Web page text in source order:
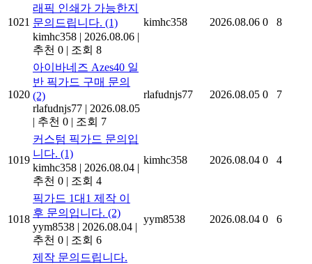
1021
래픽 인쇄가 가능한지
문의드립니다. (1)
kimhc358 | 2026.08.06 |
추천 0 | 조회 8
kimhc358 2026.08.06 0 8
1020
아이바네즈 Azes40 일
반 픽가드 구매 문의
(2)
rlafudnjs77 | 2026.08.05
| 추천 0 | 조회 7
rlafudnjs77 2026.08.05 0 7
1019
커스텀 픽가드 문의입
니다. (1)
kimhc358 | 2026.08.04 |
추천 0 | 조회 4
kimhc358 2026.08.04 0 4
1018
픽가드 1대1 제작 이
후 문의입니다. (2)
yym8538 | 2026.08.04 |
추천 0 | 조회 6
yym8538 2026.08.04 0 6
제작 문의드립니다.